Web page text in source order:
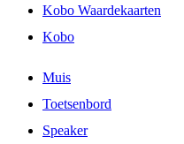
Kobo Waardekaarten
Kobo
Muis
Toetsenbord
Speaker